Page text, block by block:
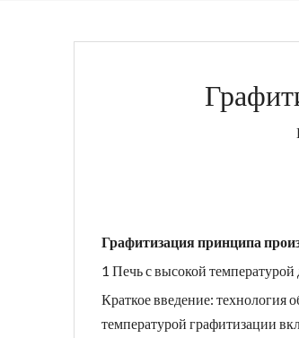
Графитизация принципа
1 Печь с высокой
Краткое введение: технология
температурой графитизации